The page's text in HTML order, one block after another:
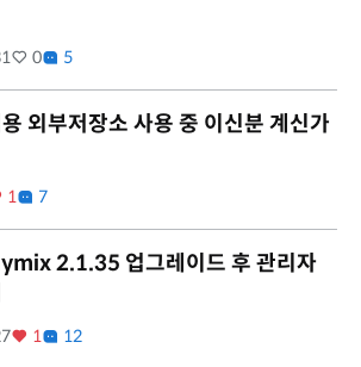
0 5
외부저장소 사용 중 이신분 계신가
1 7
2.1.35 업그레이드 후 관리자
1 12